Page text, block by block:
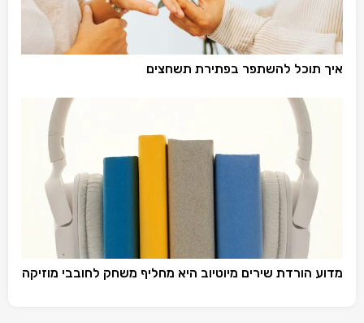
איך תוכל להשתפר בפתירת תשחצים
מדוע הורדת שירים מיוטיוב היא מחליף משחק לחובבי מוזיקה